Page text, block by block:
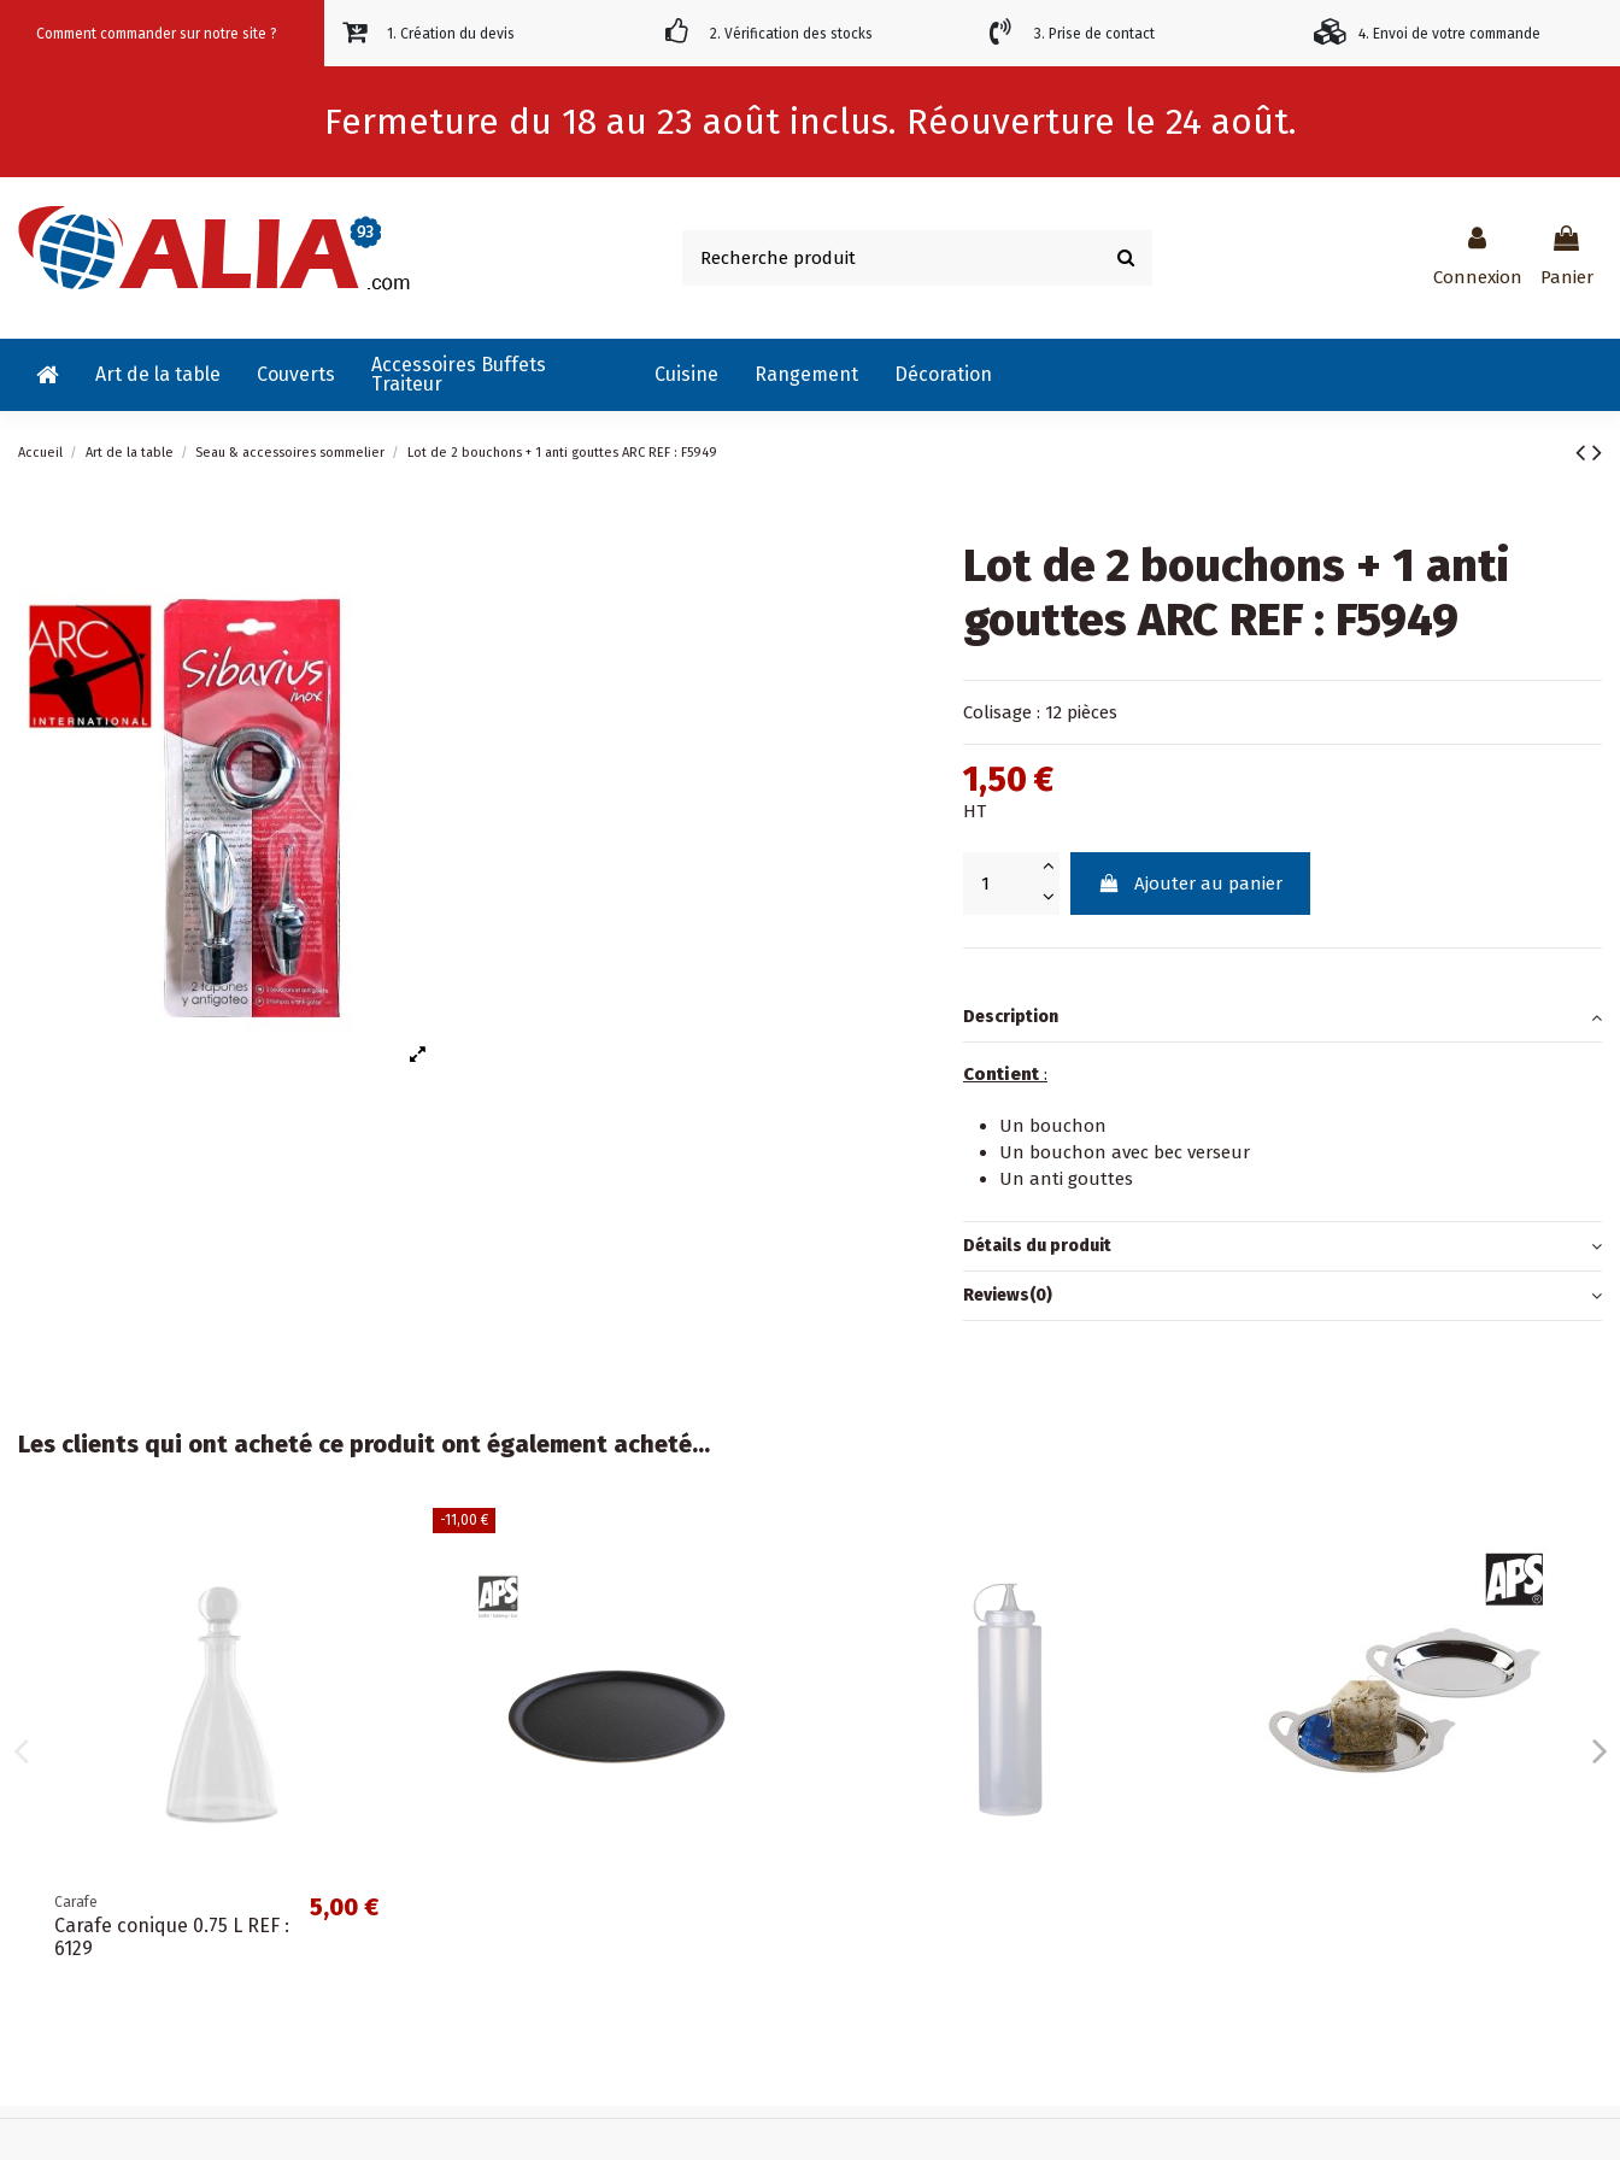
Comment commander sur notre site ? 1. Création du devis 2. Vérification des stocks 3. Prise de contact 4. Envoi de votre commande
Fermeture du 18 au 23 août inclus. Réouverture le 24 août.
Connexion Panier
Art de la table Couverts
Accessoires Buffets
Traiteur
Cuisine Rangement Décoration
Accueil Art de la table Seau & accessoires sommelier Lot de 2 bouchons + 1 anti gouttes ARC REF : F5949
Lot de 2 bouchons + 1 anti
gouttes ARC REF : F5949
Colisage : 12 pièces
1,50 €
HT
Ajouter au panier
Description
Contient:
Un bouchon
Un bouchon avec bec verseur
Un anti gouttes
Détails du produit
Reviews(0)
Les clients qui ont acheté ce produit ont également acheté...
Carafe
Carafe conique 0.75 L REF :
6129
5,00 €
-11,00 €